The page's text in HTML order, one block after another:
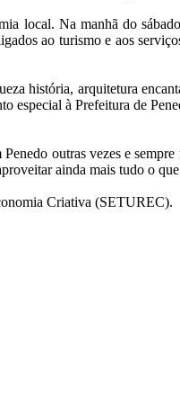
local. Na manhã do
ao turismo e aos
história, arquitetura
especial à Prefeitura de
outras vezes e
ainda mais tudo o que
Criativa (SETUREC).